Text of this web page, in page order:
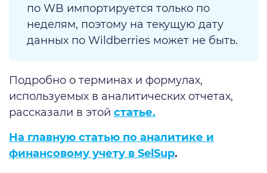
по WB импортируется только по
неделям, поэтому на текущую дату
данных по Wildberries может не быть.
Подробно о терминах и формулах,
используемых в аналитических отчетах,
рассказали в этой статье.
На главную статью по аналитике и
финансовому учету в SelSup.